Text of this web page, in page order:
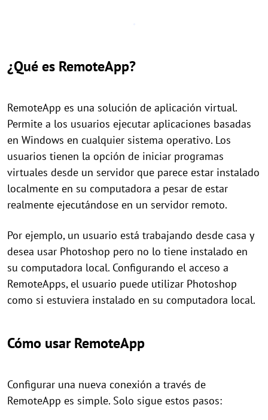
¿Qué es RemoteApp?
RemoteApp es una solución de aplicación virtual.
Permite a los usuarios ejecutar aplicaciones basadas
en Windows en cualquier sistema operativo. Los
usuarios tienen la opción de iniciar programas
virtuales desde un servidor que parece estar instalado
localmente en su computadora a pesar de estar
realmente ejecutándose en un servidor remoto.
Por ejemplo, un usuario está trabajando desde casa y
desea usar Photoshop pero no lo tiene instalado en
su computadora local. Configurando el acceso a
RemoteApps, el usuario puede utilizar Photoshop
como si estuviera instalado en su computadora local.
Cómo usar RemoteApp
Configurar una nueva conexión a través de
RemoteApp es simple. Solo sigue estos pasos: